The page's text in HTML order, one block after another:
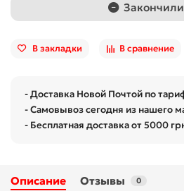
В закладки В сравнение
- Доставка Новой Почтой по
- Самовывоз сегодня из нашего
- Бесплатная доставка от 5000
Описание Отзывы 0